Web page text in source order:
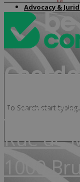
Advocacy &
Siège
Rue de
1000